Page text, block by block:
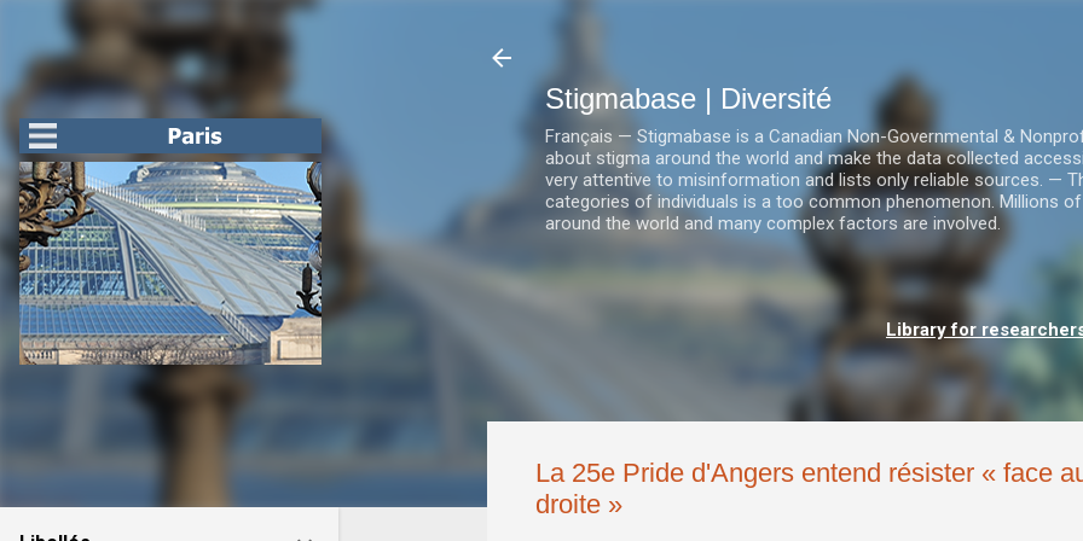
Stigmabase | Diversité
Français — Stigmabase is a Canadian Non-Governmental &
about stigma around the world and make the data collected
very attentive to misinformation and lists only reliable sources. —
categories of individuals is a too common phenomenon. Millions
around the world and many complex factors are involved.
Library for
La 25e Pride d'Angers entend résister « face
droite »